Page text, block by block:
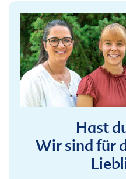
Hast
Wir sind für